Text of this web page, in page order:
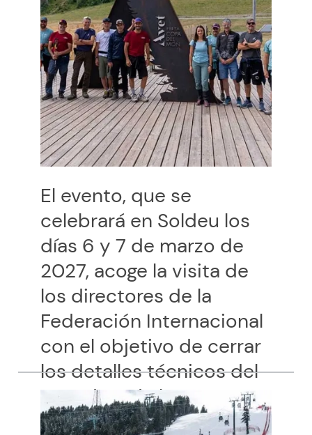
El evento, que se
celebrará en Soldeu los
días 6 y 7 de marzo de
2027, acoge la visita de
los directores de la
Federación Internacional
con el objetivo de cerrar
los detalles técnicos del
trazado y de la
organización